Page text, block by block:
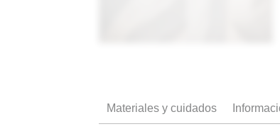
Materiales y cuidados